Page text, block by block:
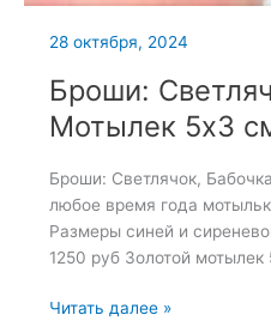
28 октября, 2024
Броши:
Мотылек 5х3
Броши: Светлячок,
любое время года
Размеры синей и
1250 руб Золотой
Броши:
Читать далее »